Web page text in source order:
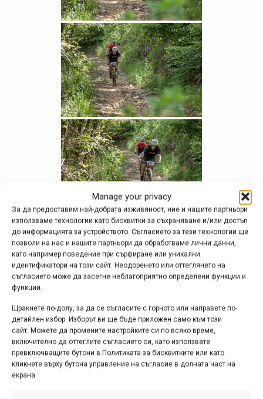
Manage your privacy
За да предоставим най-добрата изживяност, ние и нашите партньори
използваме технологии като бисквитки за съхраняване и/или достъп
до информацията за устройството. Съгласието за тези технологии ще
позволи на нас и нашите партньори да обработваме лични данни,
като например поведение при сърфиране или уникални
идентификатори на този сайт. Неодоренето или оттеглянето на
съгласието може да засегне неблагоприятно определени функции и
функции.
Щракнете по-долу, за да се съгласите с горното или направете по-
детайлен избор. Изборът ви ще бъде приложен само към този
сайт. Можете да промените настройките си по всяко време,
включително да оттеглите съгласието си, като използвате
превключващите бутони в Политиката за бисквитките или като
кликнете върху бутона управление на съгласие в долната част на
екрана.